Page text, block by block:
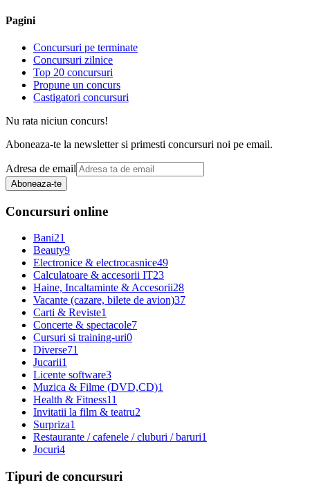
Pagini
Concursuri pe terminate
Concursuri zilnice
Top 20 concursuri
Propune un concurs
Castigatori concursuri
Nu rata niciun concurs!
Aboneaza-te la newsletter si primesti concursuri noi pe email.
Adresa de email
Aboneaza-te
Concursuri online
Bani21
Beauty9
Electronice & electrocasnice49
Calculatoare & accesorii IT23
Haine, Incaltaminte & Accesorii28
Vacante (cazare, bilete de avion)37
Carti & Reviste1
Concerte & spectacole7
Cursuri si training-uri0
Diverse71
Jucarii1
Licente software3
Muzica & Filme (DVD,CD)1
Health & Fitness11
Invitatii la film & teatru2
Surpriza1
Restaurante / cafenele / cluburi / baruri1
Jocuri4
Tipuri de concursuri